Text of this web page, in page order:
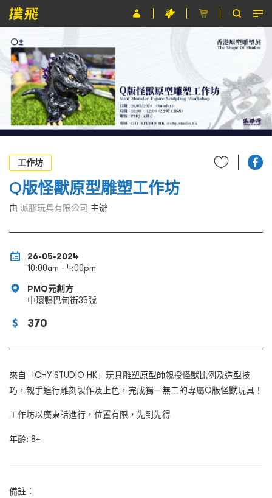
節目
主辦單位
關於撲飛
條款及細則
EN
工作坊
Q版怪獸原型雕塑工作坊
由 派膠玩具有限公司 主辦
26-05-2024
10:00am - 4:00pm
PMQ元創方
中環鴨巴甸街35號
370
來自「CHY STUDIO HK」玩具雕塑原型師親授怪獸比例及造型技
巧，親手進行雕刻製作及上色，完成獨一無二的專屬Q版怪獸玩具！
工作坊以廣東話進行，位置有限，先到先得
年齡: 8+
備註：